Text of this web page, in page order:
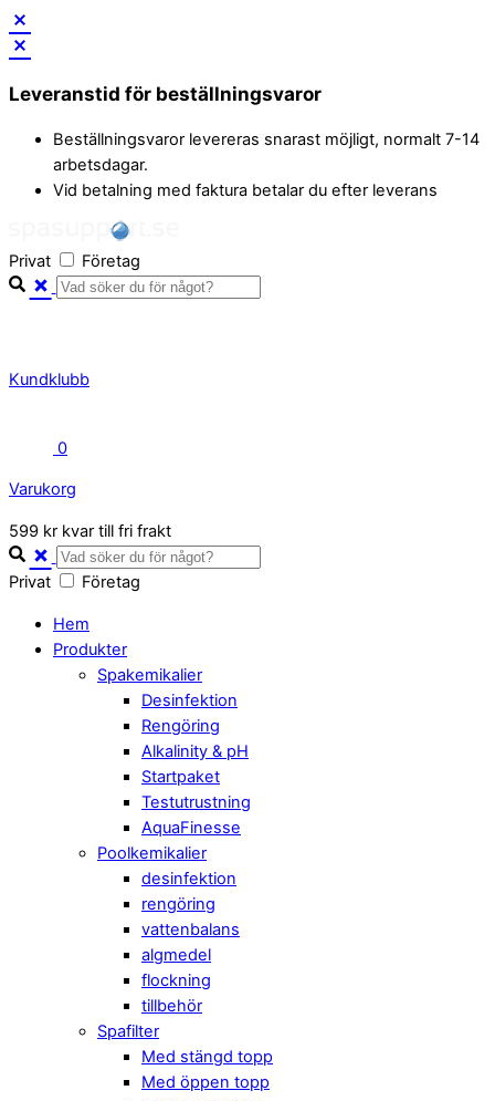
Skip
content
Leveranstid för beställningsvaror
Beställningsvaror levereras snarast möjligt, normalt 7-14
arbetsdagar.
Vid betalning med faktura betalar du efter leverans
Privat Företag
Kundklubb
0
Varukorg
Close
Cart
599 kr kvar till fri frakt
Privat Företag
Hem
Produkter
Spakemikalier
Desinfektion
Rengöring
Alkalinity & pH
Startpaket
Testutrustning
AquaFinesse
Poolkemikalier
desinfektion
rengöring
vattenbalans
algmedel
flockning
tillbehör
Spafilter
Med stängd topp
Med öppen topp